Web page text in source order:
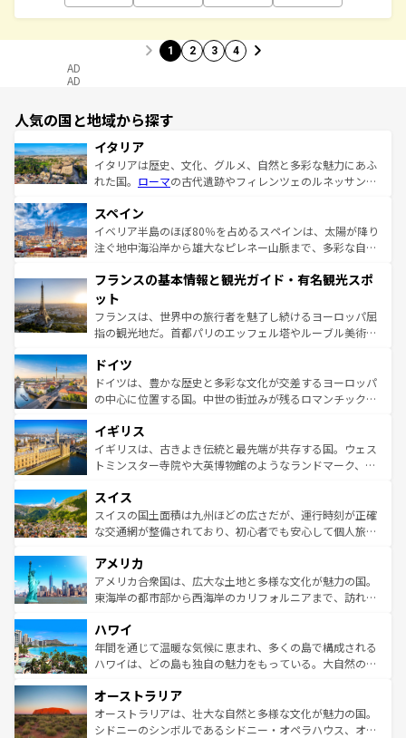
1 2 3 4
AD
AD
人気の国と地域から探す
イタリア
イタリアは歴史、文化、グルメ、自然と多彩な魅力にあふ
れた国。 ローマの古代遺跡やフィレンツェのルネッサンス
ろん、トスカーナの美しい田園風景やアマルフィ海岸の絶
景など、自然景観も見逃せない。観光の合間には、本場の
ピザやパスタなど、絶品のイタリア料理を堪能することも
ませてくれるイタリアで、忘れられない旅をしてみよう！
なお、新着のイタリア情報は
しい。
スペイン
イベリア半島のほぼ80％を占めるスペインは、太陽が降り
注ぐ地中海沿岸から雄大なピレネー山脈まで、多彩な自然
文化が根付くこの国では、情熱的なフラメンコ、熱気あふ
れる闘牛、そして美味しいタパスが生活の一部となってい
る。首都マドリードの洗練された雰囲気や、バルセロナの
アートに溢れた街角から、地方では古代ローマ遺跡や中世
せる。地方によって風土や気候が異なるスペインはその個
性で訪れる人を魅了する。 なお、新着のスペイン情報は コ
ンテンツ一覧を参照してほしい。
フランスの基本情報と観光ガイド・有名観光スポ
ット
フランスは、世界中の旅行者を魅了し続けるヨーロッパ屈
指の観光地だ。首都パリのエッフェル塔やルーブル美術館
で、幅広い魅力が詰まっている。華麗な宮殿、歴史的な大
聖堂、美しいビーチ、そして豊かな自然が、訪れる者を心
から魅了する。また、フランスは美食の国としても知ら
いる。シャンパンの発祥地であるランス、プロヴァンスの
香り高いラベンダー畑など、多彩な楽しみ方が可能だ。さ
らに、パリ以外の地域にも魅力が溢れており、どの街角に
れる地方に足を運ぶとそれぞれで全く異なる文化を体験で
きるだろう。 なお、新着のフランス情報はコンテンツ一覧
を参照してほしい。
ドイツ
ドイツは、豊かな歴史と多彩な文化が交差するヨーロッパ
の中心に位置する国。中世の街並みが残るロマンチック街
顔を持つこの国は、どこを歩いても飽きることがない。ベ
ルリンの文化的活気、バイエルン州のアルプスの絶景、そ
してライン川沿いのワイン畑といった風景は必見。ビール
は、お酒好きな人にはぜひ体験してほしい。 なお、新着の
ドイツ情報はコンテンツ一覧を参照してほしい。
イギリス
イギリスは、古きよき伝統と最先端が共存する国。ウェス
トミンスター寺院や大英博物館のようなランドマーク、歴
リアごとに異なる魅力がある。また、優雅なアフタヌーン
ティー、ビール好きにはたまらない英国パブ、サッカー観
戦など、本場だからこそできる体験も豊富。イギリスを旅
ンツ一覧を参照してほしい。
スイス
スイスの国土面積は九州ほどの広さだが、運行時刻が正確
な交通網が整備されており、初心者でも安心して個人旅行
の建物がそのまま残る町や、スイスならではのユニークな
博物館もあり、アルプス観光だけでなく町歩きも満喫する
ことができる。国民の所得が高いため物価も高いが、旅行
ば市内交通費無料で観光を楽しむこともできる。 なお、新
着のスイス情報はコンテンツ一覧 を参照してほしい。
アメリカ
アメリカ合衆国は、広大な土地と多様な文化が魅力の国。
東海岸の都市部から西海岸のカリフォルニアまで、訪れる
のような巨大都市は、観光、ショッピング、エンターテイ
ンメントが詰まった刺激的なスポットだ。一方、アメリカ
西部には大自然が広がり、グランドキャニオンやイエロー
部のニューオーリンズでは、音楽と美食が融合した独特の
文化が魅力。旅行者はアメリカの各地域で異なる魅力を楽
しみながら、その多様性と豊かな歴史を感じることができ
ハワイ
年間を通じて温暖な気候に恵まれ、多くの島で構成される
ハワイは、どの島も独自の魅力をもっている。大自然の神
ワイ島は見逃せない。また、定番の観光地といえばオアフ
島だが、静かな自然を求めるならマウイ島やカウアイ島が
おすすめ。エメラルドグリーンに輝く海をはじめ、豊かな
オーストラリア
オーストラリアは、壮大な自然と多様な文化が魅力の国。
シドニーのシンボルであるシドニー・オペラハウス、オー